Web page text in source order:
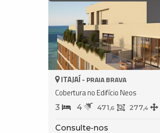
ITAJAÍ - PRAIA BRAVA
Cobertura no Edifício Neos
3 4 471,6 277,4
Consulte-nos